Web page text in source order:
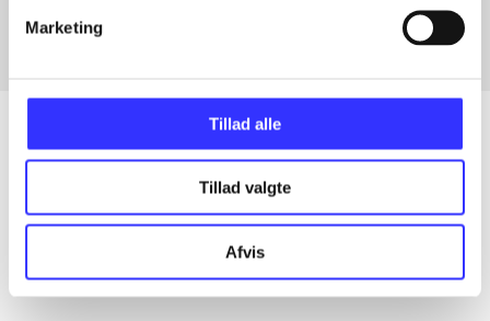
Marketing
Tillad alle
Tillad valgte
Afvis
Alle registrerede artikler fordelt på udgivelser